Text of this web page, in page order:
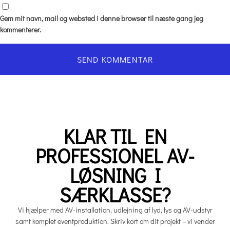
Gem mit navn, mail og websted i denne browser til næste gang jeg
kommenterer.
KLAR TIL EN
PROFESSIONEL AV-
LØSNING I
SÆRKLASSE?
Vi hjælper med AV-installation, udlejning af lyd, lys og AV-udstyr
samt komplet eventproduktion. Skriv kort om dit projekt – vi vender